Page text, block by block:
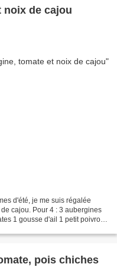
noix de cajou
d'été, je me suis régalée
cajou. Pour 4 : 3 aubergines
1 gousse d'ail 1 petit poivron
pois chiches